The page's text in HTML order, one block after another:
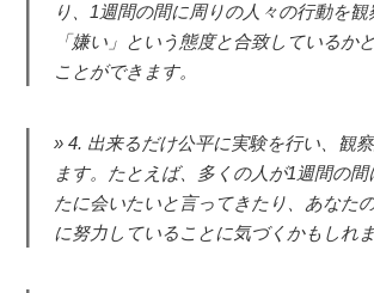
り、1週間の間に周りの人々の行動を
「嫌い」という態度と合致しているか
ことができます。
4. 出来るだけ公平に実験を行い、観
ます。たとえば、多くの人が1週間の
たに会いたいと言ってきたり、あなた
に努力していることに気づくかもしれま